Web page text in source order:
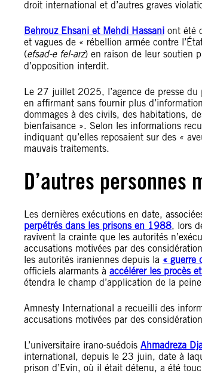
droit international et d’autres graves
Behrouz Ehsani et Mehdi Hassani ont été
et vagues de « rébellion armée contre
(efsad-e fel-arz) en raison de leur soutien
d’opposition interdit.
Le 27 juillet 2025, l’agence de presse du
en affirmant sans fournir plus
dommages à des civils, des habitations,
bienfaisance ». Selon les informations
indiquant qu’elles reposaient sur des «
mauvais traitements.
D’autres personnes
Les dernières exécutions en date,
perpétrés dans les prisons en 1988, lors
ravivent la crainte que les autorités
accusations motivées par des
les autorités iraniennes depuis la « guerre
officiels alarmants à accélérer les procès
étendra le champ d’application de la
Amnesty International a recueilli des
accusations motivées par des
L’universitaire irano-suédois Ahmadreza
international, depuis le 23 juin, date à
prison d’Evin, où il était détenu, a été